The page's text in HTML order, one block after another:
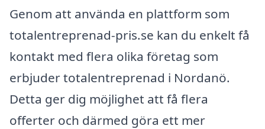
Genom att använda en plattform som
totalentreprenad-pris.se kan du enkelt få
kontakt med flera olika företag som
erbjuder totalentreprenad i Nordanö.
Detta ger dig möjlighet att få flera
offerter och därmed göra ett mer